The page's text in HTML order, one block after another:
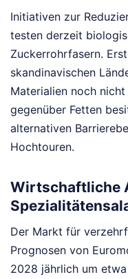
Initiativen zur
testen derzeit
Zuckerrohrfasern.
skandinavischen
Materialien noch
gegenüber Fetten
alternativen
Hochtouren.
Wirtschaftliche
Der Markt für
Prognosen von
2028 jährlich um